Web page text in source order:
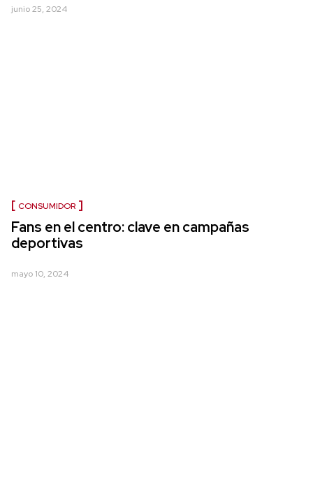
junio 25, 2024
CONSUMIDOR
Fans en el centro: clave en campañas
deportivas
mayo 10, 2024